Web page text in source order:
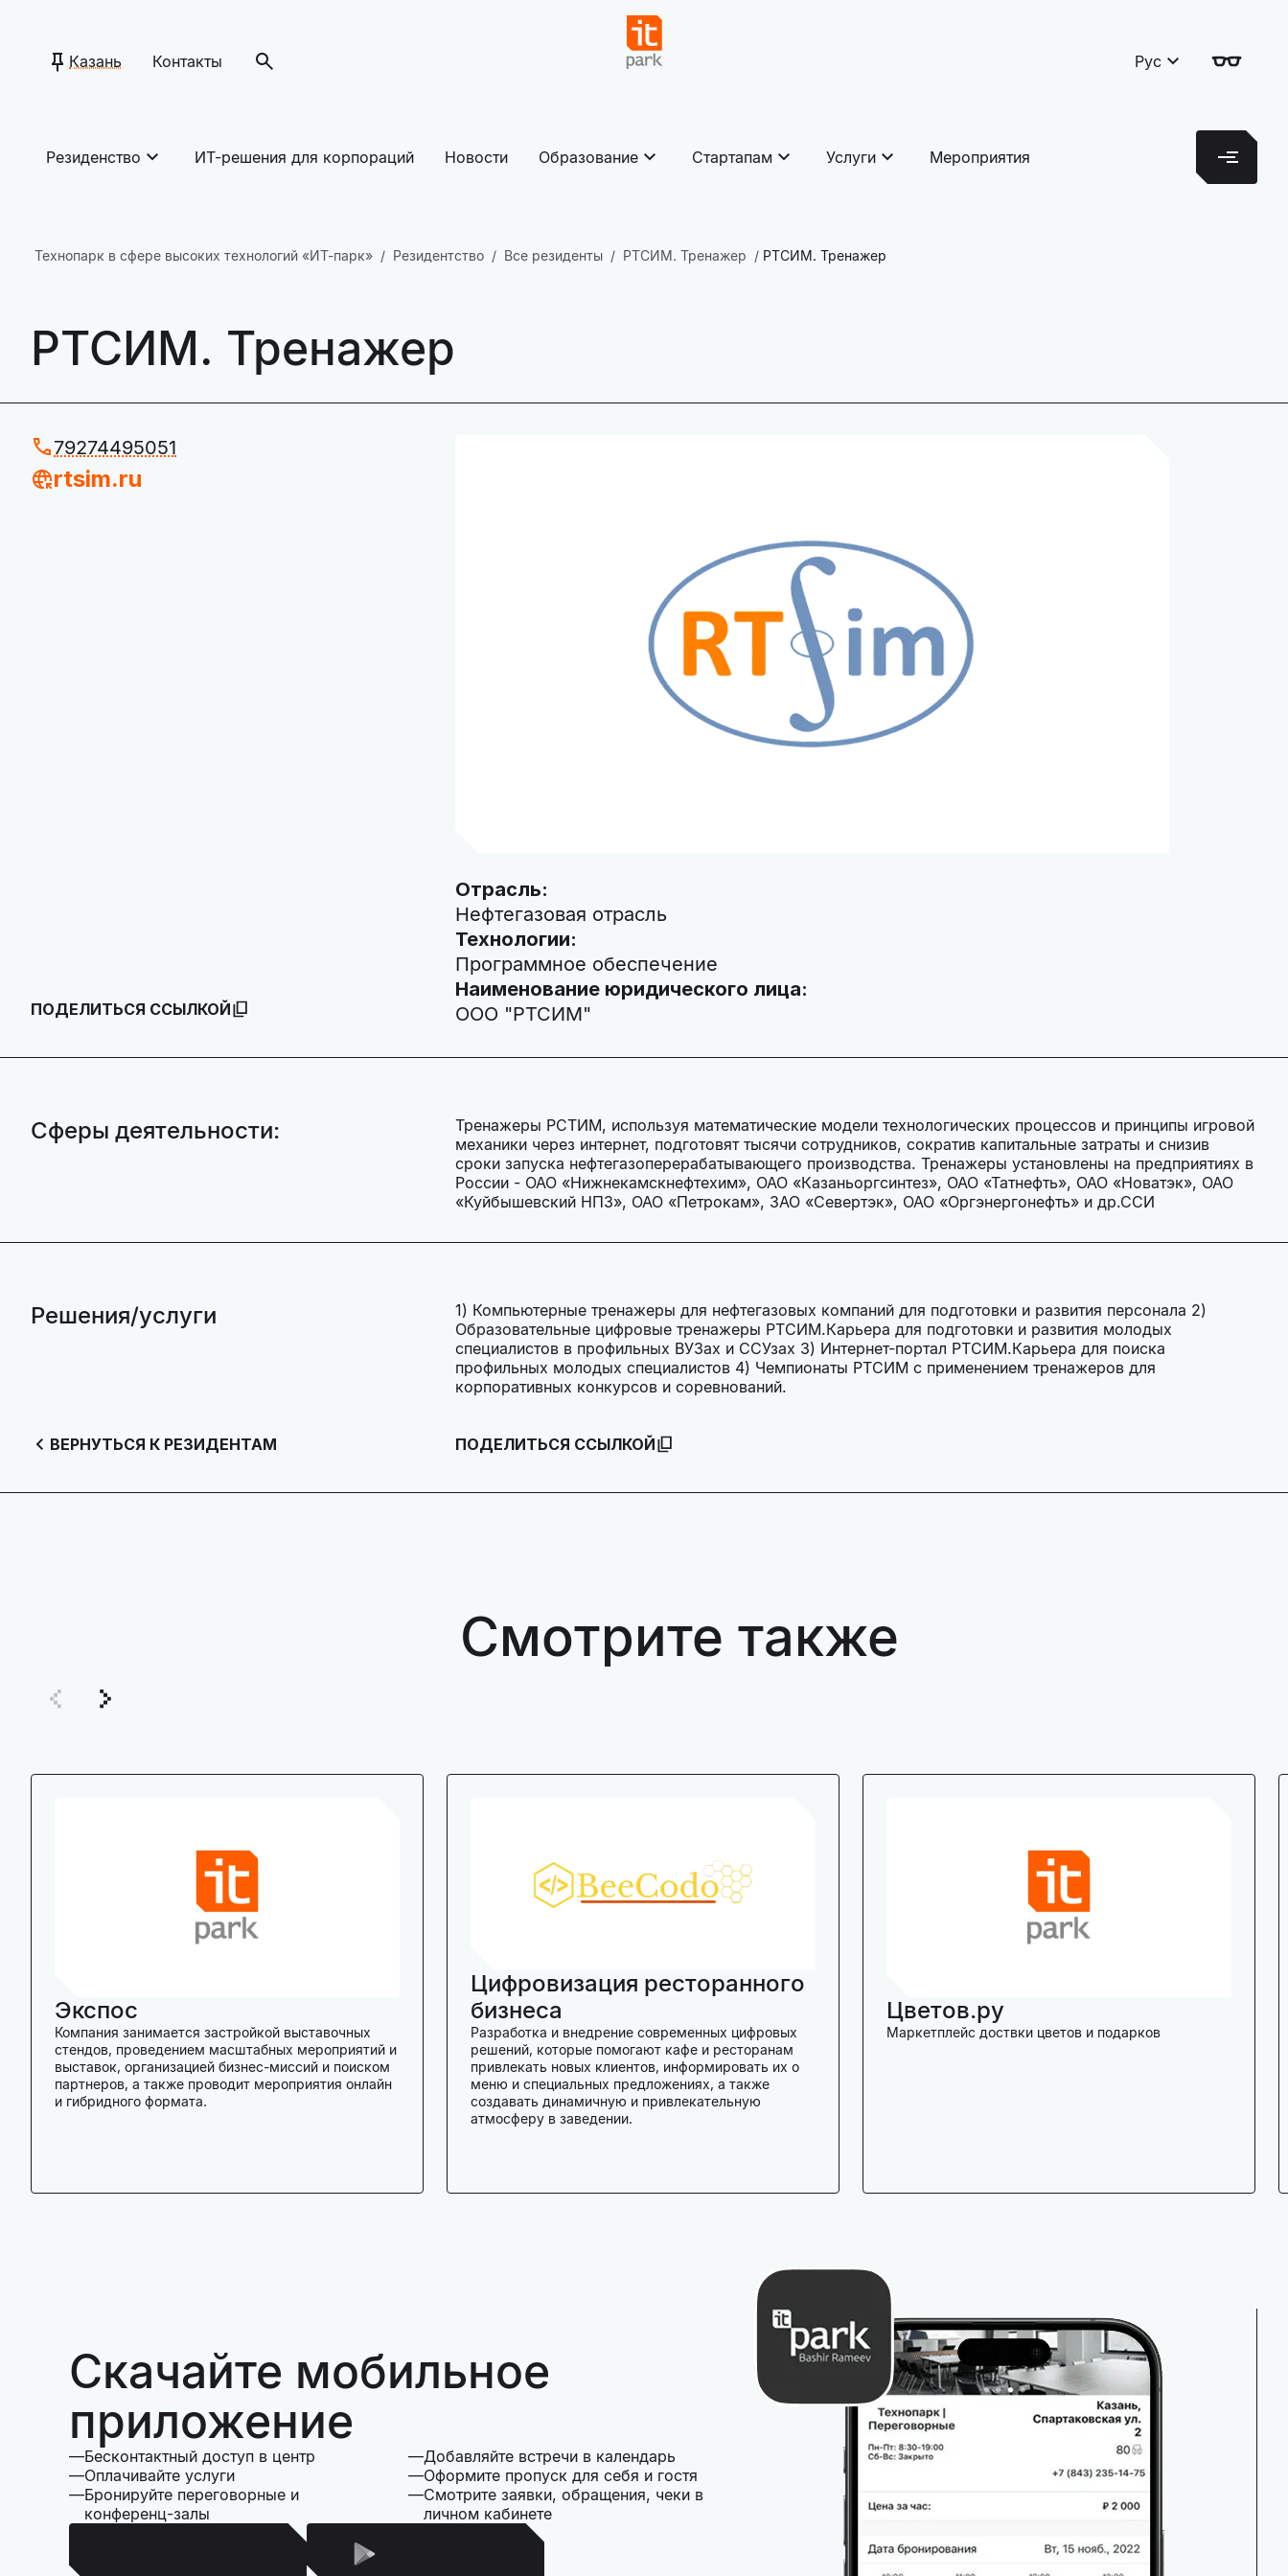
Казань Контакты Рус
Резиденство ИТ-решения для корпораций Новости Образование Стартапам Услуги Мероприятия
Технопарк в сфере высоких технологий «ИТ-парк» Резидентство Все резиденты РТСИМ. Тренажер РТСИМ. Тренажер
РТСИМ. Тренажер
79274495051
rtsim.ru
ПОДЕЛИТЬСЯ ССЫЛКОЙ
Отрасль:
Нефтегазовая отрасль
Технологии:
Программное обеспечение
Наименование юридического лица:
ООО "РТСИМ"
Сферы деятельности:
Тренажеры РСТИМ, используя математические модели технологических процессов и принципы игровой
механики через интернет, подготовят тысячи сотрудников, сократив капитальные затраты и снизив
сроки запуска нефтегазоперерабатывающего производства. Тренажеры установлены на предприятиях в
России - ОАО «Нижнекамскнефтехим», ОАО «Казаньоргсинтез», ОАО «Татнефть», ОАО «Новатэк», ОАО
«Куйбышевский НПЗ», ОАО «Петрокам», ЗАО «Севертэк», ОАО «Оргэнергонефть» и др.ССИ
Решения/услуги
1) Компьютерные тренажеры для нефтегазовых компаний для подготовки и развития персонала 2)
Образовательные цифровые тренажеры РТСИМ.Карьера для подготовки и развития молодых
специалистов в профильных ВУЗах и ССУзах 3) Интернет-портал РТСИМ.Карьера для поиска
профильных молодых специалистов 4) Чемпионаты РТСИМ с применением тренажеров для
корпоративных конкурсов и соревнований.
ВЕРНУТЬСЯ К РЕЗИДЕНТАМ ПОДЕЛИТЬСЯ ССЫЛКОЙ
Смотрите также
Экспос
Компания занимается застройкой выставочных
стендов, проведением масштабных мероприятий и
выставок, организацией бизнес-миссий и поиском
партнеров, а также проводит мероприятия онлайн
и гибридного формата.
Цифровизация ресторанного
бизнеса
Разработка и внедрение современных цифровых
решений, которые помогают кафе и ресторанам
привлекать новых клиентов, информировать их о
меню и специальных предложениях, а также
создавать динамичную и привлекательную
атмосферу в заведении.
Цветов.ру
Маркетплейс доствки цветов и подарков
Скачайте мобильное
приложение
Бесконтактный доступ в центр
Оплачивайте услуги
Бронируйте переговорные и
конференц-залы
Добавляйте встречи в календарь
Оформите пропуск для себя и гостя
Смотрите заявки, обращения, чеки в
личном кабинете